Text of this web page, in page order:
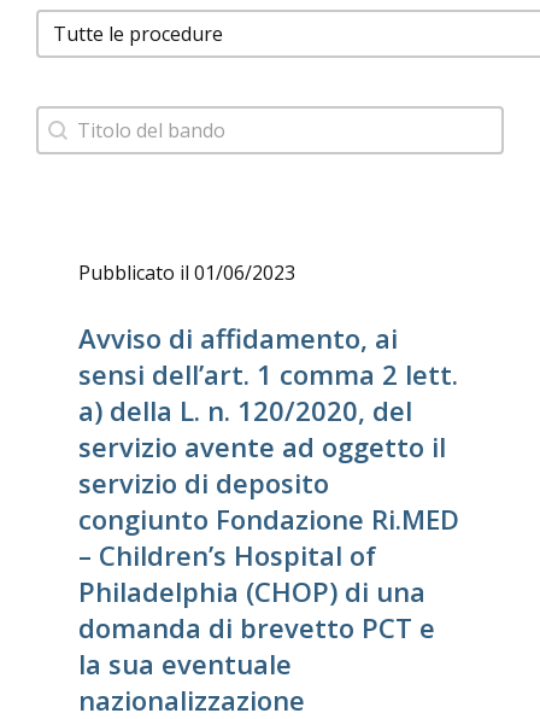
Facet Procedure Bandi
Barra ricerca bando
Search content
Pubblicato il 01/06/2023
Avviso di affidamento, ai
sensi dell’art. 1 comma 2 lett.
a) della L. n. 120/2020, del
servizio avente ad oggetto il
servizio di deposito
congiunto Fondazione Ri.MED
– Children’s Hospital of
Philadelphia (CHOP) di una
domanda di brevetto PCT e
la sua eventuale
nazionalizzazione